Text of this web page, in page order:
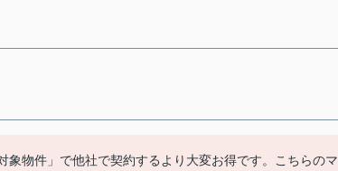
物件」で他社で契約するより大変お得です。こちらのマ